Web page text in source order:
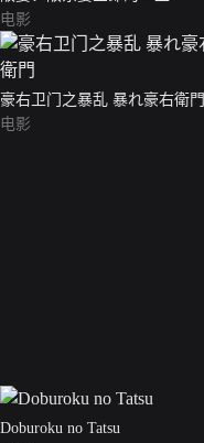
电影
豪右卫门之暴乱 暴れ豪右衛門
电影
Doburoku no Tatsu